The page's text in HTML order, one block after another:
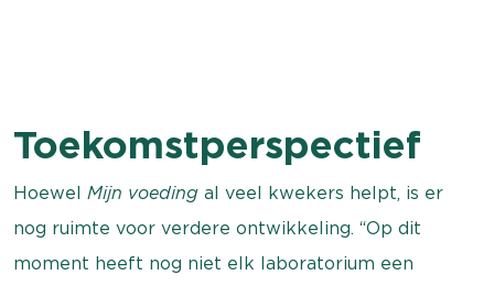
Toekomstperspectief
Hoewel Mijn voeding al veel kwekers helpt, is er
nog ruimte voor verdere ontwikkeling. “Op dit
moment heeft nog niet elk laboratorium een